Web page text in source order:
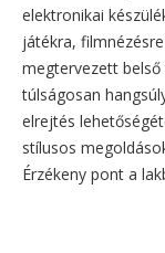
elektronikai
játékra,
megtervezett
túlságosan
elrejtés
stílusos
Érzékeny pont a